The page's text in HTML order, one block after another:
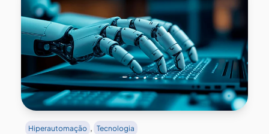
Hiperautomação , Tecnologia